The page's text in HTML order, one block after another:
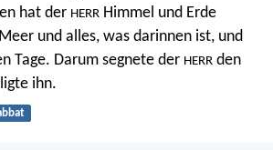
hat der HERR Himmel und Erde
und alles, was darinnen ist, und
Tage. Darum segnete der HERR den
ihn.